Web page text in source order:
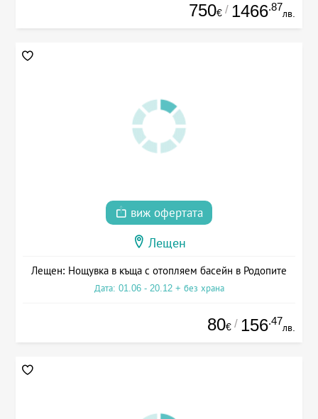
750€ / 1466.87
лв.
виж офертата
Лещен
Лещен: Нощувка в къща с отопляем басейн в Родопите
Дата: 01.06 - 20.12 + без храна
80€ / 156.47
лв.